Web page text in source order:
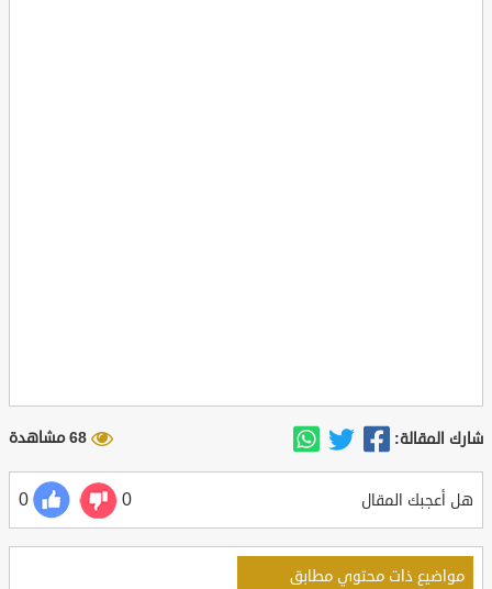
شارك المقالة: 68 مشاهدة
هل أعجبك المقال 0
0
مواضيع ذات محتوي مطابق